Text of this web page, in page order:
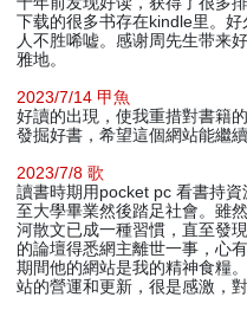
下载的很多书存在kindle里。
人不胜唏嘘。感谢周先生带来
雅地。
2023/7/14 甲魚
好讀的出現，使我重措對書籍
發掘好書，希望這個網站能繼
2023/7/8 歌
讀書時期用pocket pc 看書持
至大學畢業然後踏足社會。雖
河散文已成一種習慣，直至發
的論壇得悉網主離世一事，心
期間他的網站是我的精神食糧
站的營運和更新，很是感激，